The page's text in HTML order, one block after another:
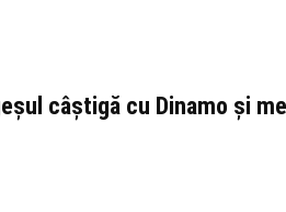
câștigă cu Dinamo și